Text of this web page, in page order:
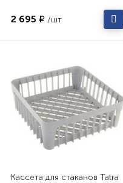
2 695 ₽ /шт
Кассета для стаканов Tatra